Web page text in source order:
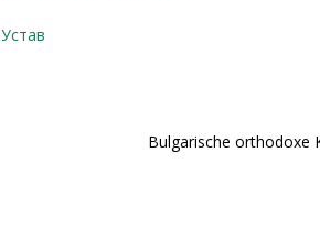
Устав
Bulgarische orthodoxe